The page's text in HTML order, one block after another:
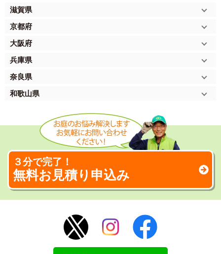
滋賀県
京都府
大阪府
兵庫県
奈良県
和歌山県
３分で完了！
無料お見積り申込み